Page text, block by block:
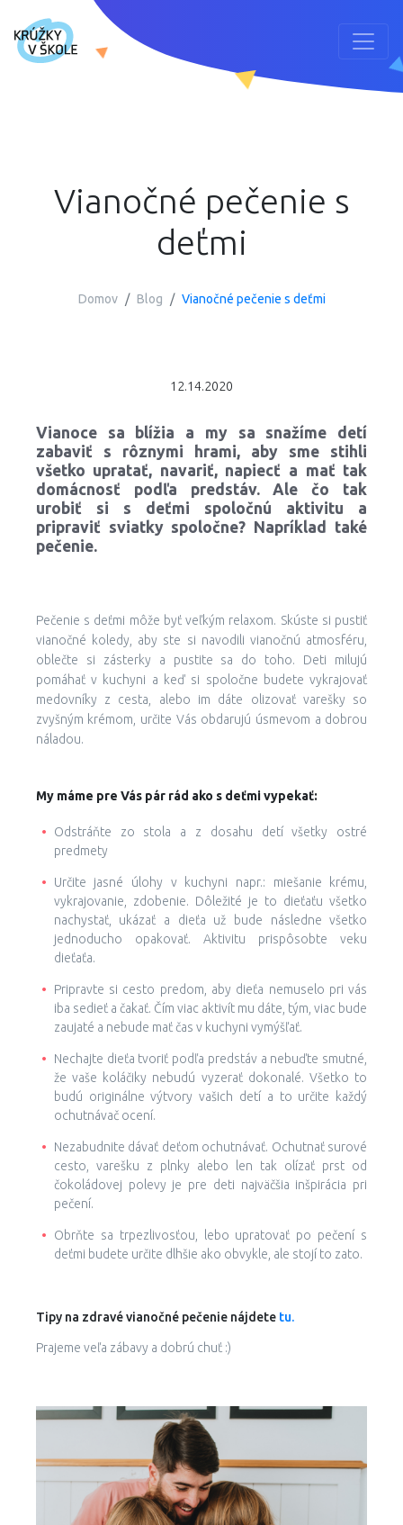
Vianočné pečenie s
deťmi
Domov Blog Vianočné pečenie s deťmi
12.14.2020
Vianoce sa blížia a my sa snažíme detí
zabaviť s rôznymi hrami, aby sme stihli
všetko upratať, navariť, napiecť a mať tak
domácnosť podľa predstáv. Ale čo tak
urobiť si s deťmi spoločnú aktivitu a
pripraviť sviatky spoločne? Napríklad také
pečenie.
Pečenie s deťmi môže byť veľkým relaxom. Skúste si pustiť
vianočné koledy, aby ste si navodili vianočnú atmosféru,
oblečte si zásterky a pustite sa do toho. Deti milujú
pomáhať v kuchyni a keď si spoločne budete vykrajovať
medovníky z cesta, alebo im dáte olizovať varešky so
zvyšným krémom, určite Vás obdarujú úsmevom a dobrou
náladou.
My máme pre Vás pár rád ako s deťmi vypekať:
Odstráňte zo stola a z dosahu detí všetky ostré
predmety
Určite jasné úlohy v kuchyni napr.: miešanie krému,
vykrajovanie, zdobenie. Dôležité je to dieťaťu všetko
nachystať, ukázať a dieťa už bude následne všetko
jednoducho opakovať. Aktivitu prispôsobte veku
dieťaťa.
Pripravte si cesto predom, aby dieťa nemuselo pri vás
iba sedieť a čakať. Čím viac aktivít mu dáte, tým, viac bude
zaujaté a nebude mať čas v kuchyni vymýšľať.
Nechajte dieťa tvoriť podľa predstáv a nebuďte smutné,
že vaše koláčiky nebudú vyzerať dokonalé. Všetko to
budú originálne výtvory vašich detí a to určite každý
ochutnávač ocení.
Nezabudnite dávať deťom ochutnávať. Ochutnať surové
cesto, varešku z plnky alebo len tak olízať prst od
čokoládovej polevy je pre deti najväčšia inšpirácia pri
pečení.
Obrňte sa trpezlivosťou, lebo upratovať po pečení s
deťmi budete určite dlhšie ako obvykle, ale stojí to zato.
Tipy na zdravé vianočné pečenie nájdete tu.
Prajeme veľa zábavy a dobrú chuť :)